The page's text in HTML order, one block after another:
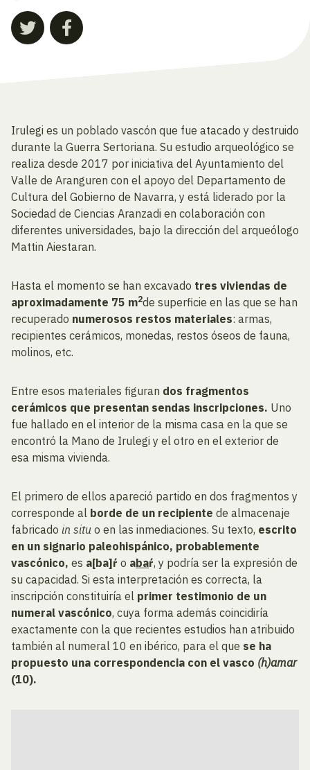
Irulegi es un poblado vascón que fue atacado y destruido
durante la Guerra Sertoriana. Su estudio arqueológico se
realiza desde 2017 por iniciativa del Ayuntamiento del
Valle de Aranguren con el apoyo del Departamento de
Cultura del Gobierno de Navarra, y está liderado por la
Sociedad de Ciencias Aranzadi en colaboración con
diferentes universidades, bajo la dirección del arqueólogo
Mattin Aiestaran.
Hasta el momento se han excavado tres viviendas de
aproximadamente 75 m2de superficie en las que se han
recuperado numerosos restos materiales: armas,
recipientes cerámicos, monedas, restos óseos de fauna,
molinos, etc.
Entre esos materiales figuran dos fragmentos
cerámicos que presentan sendas inscripciones. Uno
fue hallado en el interior de la misma casa en la que se
encontró la Mano de Irulegi y el otro en el exterior de
esa misma vivienda.
El primero de ellos apareció partido en dos fragmentos y
corresponde al borde de un recipiente de almacenaje
fabricado in situ o en las inmediaciones. Su texto, escrito
en un signario paleohispánico, probablemente
vascónico, es a[ba]ŕ o abaŕ, y podría ser la expresión de
su capacidad. Si esta interpretación es correcta, la
inscripción constituiría el primer testimonio de un
numeral vascónico, cuya forma además coincidiría
exactamente con la que recientes estudios han atribuido
también al numeral 10 en ibérico, para el que se ha
propuesto una correspondencia con el vasco (h)amar
(10).